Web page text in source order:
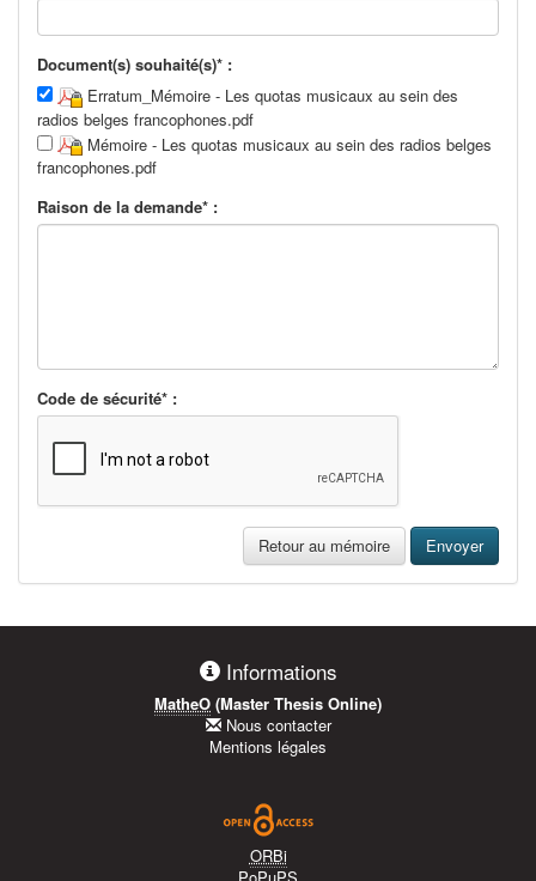
Document(s) souhaité(s)* :
Erratum_Mémoire - Les quotas musicaux au sein des
radios belges francophones.pdf
Mémoire - Les quotas musicaux au sein des radios belges
francophones.pdf
Raison de la demande* :
Code de sécurité* :
Retour au mémoire Envoyer
Informations
MatheO (Master Thesis Online)
Nous contacter
Mentions légales
ORBi